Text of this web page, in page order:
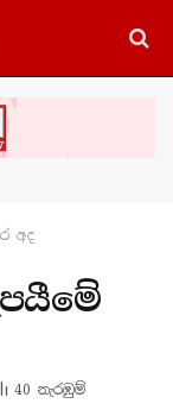
අද
40 නැරඹු​ම්